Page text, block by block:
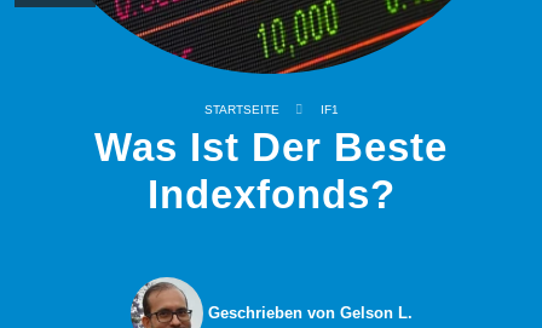
STARTSEITE IF1
Was Ist Der Beste
Indexfonds?
Geschrieben von Gelson L.